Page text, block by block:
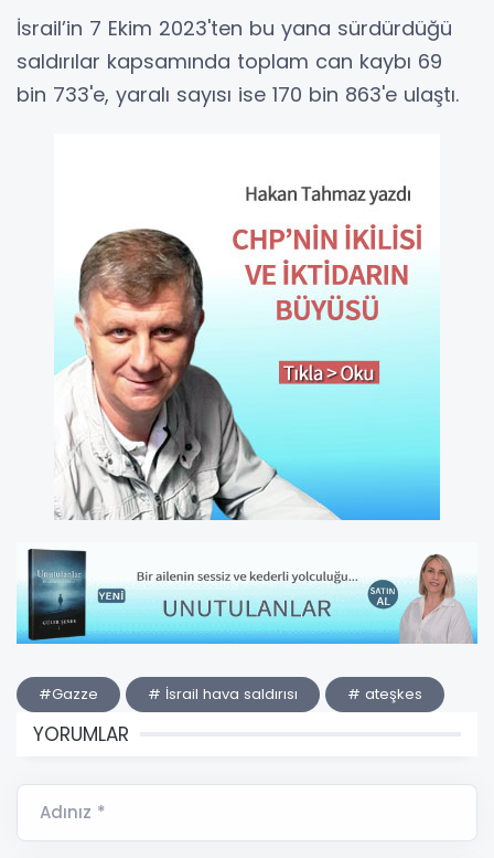
İsrail’in 7 Ekim 2023'ten bu yana sürdürdüğü
saldırılar kapsamında toplam can kaybı 69
bin 733'e, yaralı sayısı ise 170 bin 863'e ulaştı.
#Gazze # İsrail hava saldırısı # ateşkes
YORUMLAR
Adınız *